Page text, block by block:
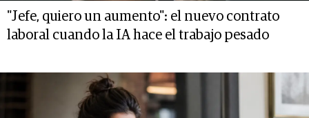
"Jefe, quiero un aumento": el nuevo contrato
laboral cuando la IA hace el trabajo pesado